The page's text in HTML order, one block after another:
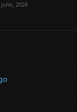
julio, 2026